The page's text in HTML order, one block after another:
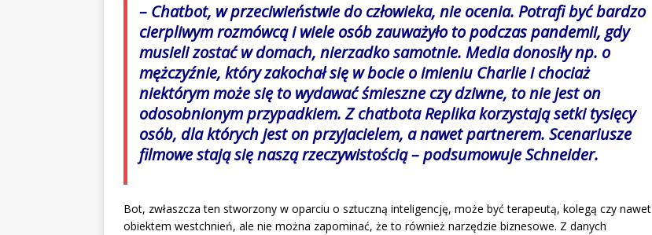
– Chatbot, w przeciwieństwie do człowieka, nie ocenia. Potrafi być bardzo
cierpliwym rozmówcą i wiele osób zauważyło to podczas pandemii, gdy
musieli zostać w domach, nierzadko samotnie. Media donosiły np. o
mężczyźnie, który zakochał się w bocie o imieniu Charlie i chociaż
niektórym może się to wydawać śmieszne czy dziwne, to nie jest on
odosobnionym przypadkiem. Z chatbota Replika korzystają setki tysięcy
osób, dla których jest on przyjacielem, a nawet partnerem. Scenariusze
filmowe stają się naszą rzeczywistością – podsumowuje Schneider.
Bot, zwłaszcza ten stworzony w oparciu o sztuczną inteligencję, może być terapeutą, kolegą czy nawet
obiektem westchnień, ale nie można zapominać, że to również narzędzie biznesowe. Z danych